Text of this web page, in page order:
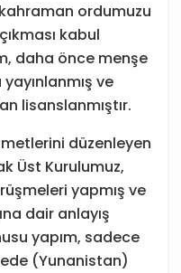
ordumuzu
kabul
daha önce menşe
ve
lisanslanmıştır.
düzenleyen
Üst Kurulumuz,
yapmış ve
dair anlayış
yapım, sadece
(Yunanistan)